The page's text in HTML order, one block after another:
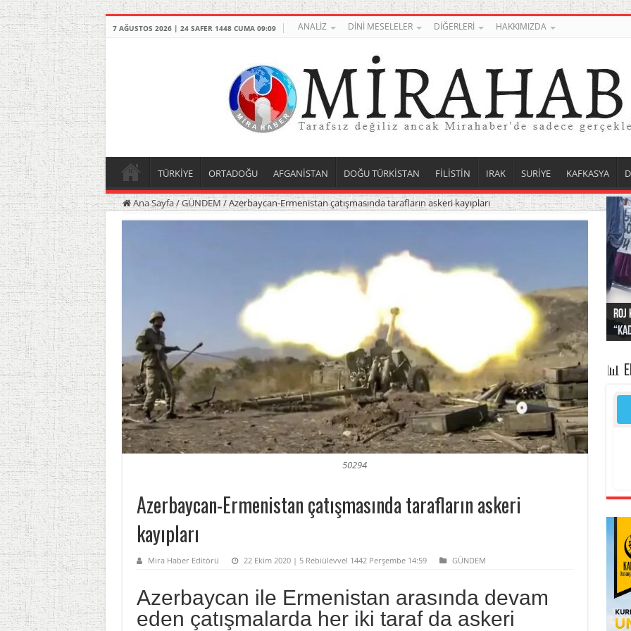
7 AĞUSTOS 2026 | 24 SAFER 1448 CUMA 09:09 ANALİZ DİNİ MESELELER DİĞERLERİ HAKKIMIZDA
TÜRKİYE ORTADOĞU AFGANİSTAN DOĞU TÜRKİSTAN FİLİSTİN IRAK SURİYE KAFKASYA
Ana Sayfa/GÜNDEM /Azerbaycan-Ermenistan çatışmasında tarafların askeri kayıpları
50294
Azerbaycan-Ermenistan çatışmasında tarafların askeri
kayıpları
Mira Haber Editörü 22 Ekim 2020 | 5 Rebiülevvel 1442 Perşembe 14:59 GÜNDEM
Azerbaycan ile Ermenistan arasında devam
eden çatışmalarda her iki taraf da askeri
Roj
📊